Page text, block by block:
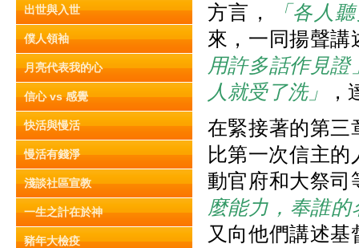
出世與入世
僕人領袖
月亮代表我的心
信心 vs 感覺
快活與慢活
慢活有錢淨
淺談社區宣教
一生之計在於神
豬年大檢疫
方言，
「各人
來，一同揚聲講
用許多話作見證
人就受了洗」
在緊接著的第三
比第一次信主
動官府和大祭司
麼能力，奉誰
又向他們講述